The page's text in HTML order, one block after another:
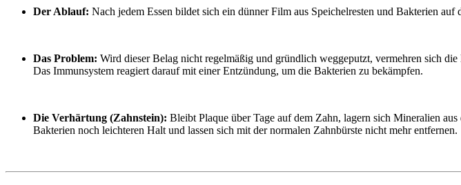
Der Ablauf: Nach jedem Essen bildet sich ein dünner Film aus Speichelresten und Bakterien auf
Das Problem: Wird dieser Belag nicht regelmäßig und gründlich weggeputzt, vermehren sich
Das Immunsystem reagiert darauf mit einer Entzündung, um die Bakterien zu bekämpfen.
Die Verhärtung (Zahnstein): Bleibt Plaque über Tage auf dem Zahn, lagern sich Mineralien
Bakterien noch leichteren Halt und lassen sich mit der normalen Zahnbürste nicht mehr entfernen.